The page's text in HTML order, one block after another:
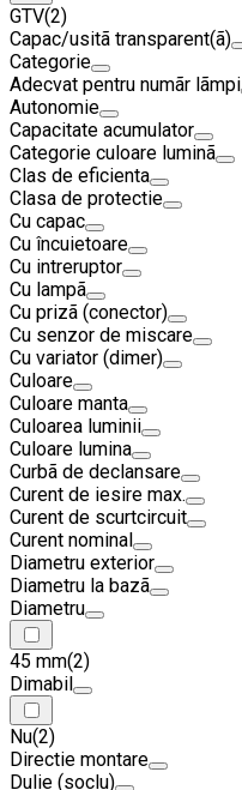
GTV(2)
Capac/usitã transparent(ã)
Categorie
Adecvat pentru numãr lãmpi
Autonomie
Capacitate acumulator
Categorie culoare luminã
Clas de eficienta
Clasa de protectie
Cu capac
Cu încuietoare
Cu intreruptor
Cu lampã
Cu prizã (conector)
Cu senzor de miscare
Cu variator (dimer)
Culoare
Culoare manta
Culoarea luminii
Culoare lumina
Curbã de declansare
Curent de iesire max.
Curent de scurtcircuit
Curent nominal
Diametru exterior
Diametru la bazã
Diametru
45 mm(2)
Dimabil
Nu(2)
Directie montare
Dulie (soclu)